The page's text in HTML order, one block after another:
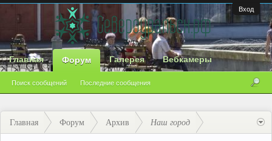
Вход
Главная Форум
Поиск сообщений Последние сообщения
Галерея Вебкамеры
Главная Форум Архив Наш город